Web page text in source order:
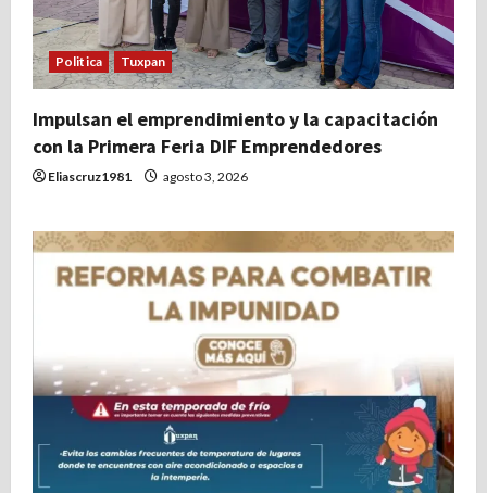
Politica Tuxpan
Impulsan el emprendimiento y la capacitación
con la Primera Feria DIF Emprendedores
Eliascruz1981 agosto 3, 2026